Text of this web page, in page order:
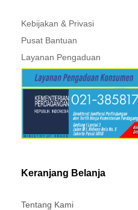
Kebijakan & Privasi
Pusat Bantuan
Layanan Pengaduan
Keranjang Belanja
Tentang Kami